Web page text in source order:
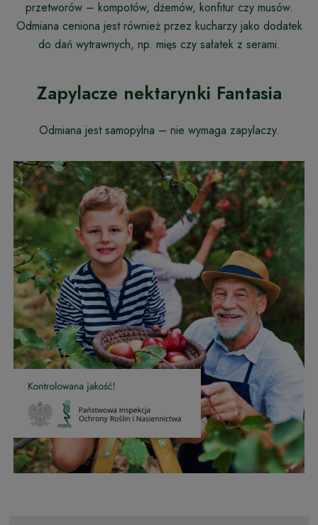
przetworów – kompotów, dżemów, konfitur czy musów.
Odmiana ceniona jest również przez kucharzy jako dodatek
do dań wytrawnych, np. mięs czy sałatek z serami.
Zapylacze nektarynki Fantasia
Odmiana jest samopylna – nie wymaga zapylaczy.